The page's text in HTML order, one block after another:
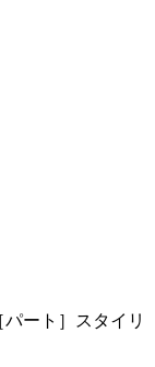
ート］スタイリ